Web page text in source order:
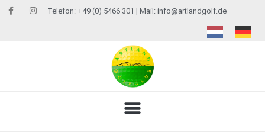
Telefon: +49 (0) 5466 301 | Mail: info@artlandgolf.de